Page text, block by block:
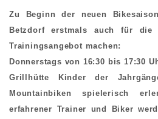
Zu Beginn der neuen
Betzdorf erstmals auch für die
Trainingsangebot machen:
Donnerstags von 16:30 bis 17:30
Grillhütte Kinder der
Mountainbiken spielerisch
erfahrener Trainer und Biker